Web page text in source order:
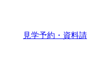
見学予約・資料請